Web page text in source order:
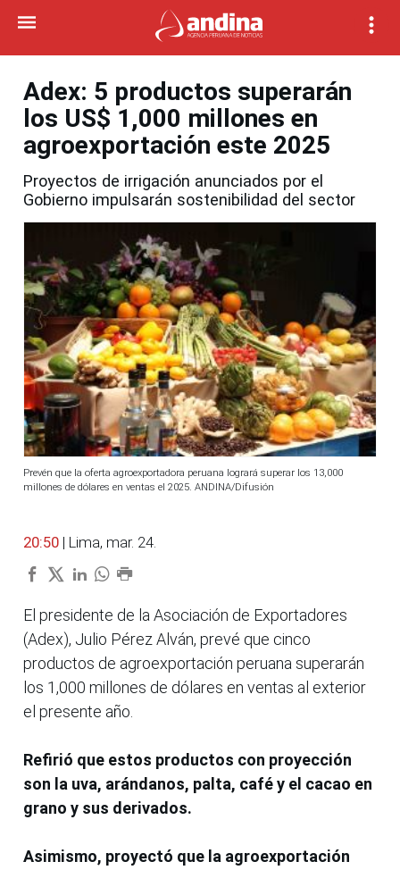
Adex: 5 productos superarán
los US$ 1,000 millones en
agroexportación este 2025
Proyectos de irrigación anunciados por el
Gobierno impulsarán sostenibilidad del sector
Prevén que la oferta agroexportadora peruana logrará superar los 13,000
millones de dólares en ventas el 2025. ANDINA/Difusión
20:50 | Lima, mar. 24.
El presidente de la Asociación de Exportadores
(Adex), Julio Pérez Alván, prevé que cinco
productos de agroexportación peruana superarán
los 1,000 millones de dólares en ventas al exterior
el presente año.
Refirió que estos productos con proyección
son la uva, arándanos, palta, café y el cacao en
grano y sus derivados.
Asimismo, proyectó que la agroexportación